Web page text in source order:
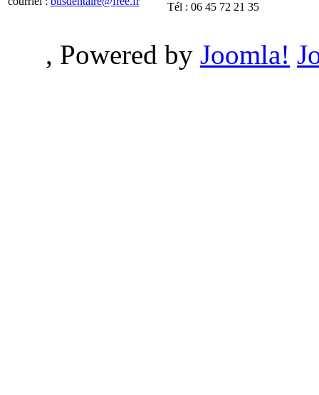
Tél : 06 45 72 21 35
, Powered by Joomla!